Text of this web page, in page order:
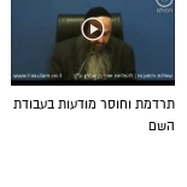
תרדמת וחוסר מודעות בעבודת
השם